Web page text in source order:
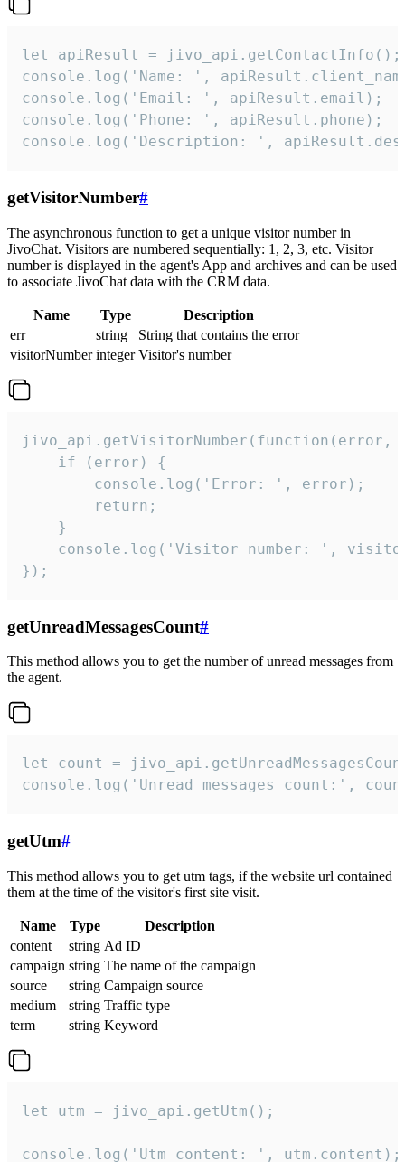
let apiResult = jivo_api.getContactInfo();
console.log('Name: ',
console.log('Email: ', apiResult.email);
console.log('Phone: ', apiResult.phone);
console.log('Description: ',
getVisitorNumber#
The asynchronous function to get a unique visitor number in
JivoChat. Visitors are numbered sequentially: 1, 2, 3, etc. Visitor
number is displayed in the agent's App and archives and can be used
to associate JivoChat data with the CRM data.
Name Type
Description
err
string
String that contains the error
visitorNumber integer Visitor's number
jivo_api.getVisitorNumber(function(error,
    if (error) {
        console.log('Error: ', error);
        return;
    }
console.log('Visitor number: ',
});
getUnreadMessagesCount#
This method allows you to get the number of unread messages from
the agent.
let count =
console.log('Unread messages count:',
getUtm#
This method allows you to get utm tags, if the website url contained
them at the time of the visitor's first site visit.
Name Type
Description
content
string Ad ID
campaign string The name of the campaign
source
string Campaign source
medium
string Traffic type
term
string Keyword
let utm = jivo_api.getUtm();
console.log('Utm content: ', utm.content);